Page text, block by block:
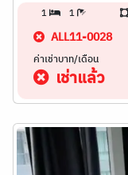
1 1
ALL11-0028
ค่าเช่าบาท/เดือน
เช่าแล้ว